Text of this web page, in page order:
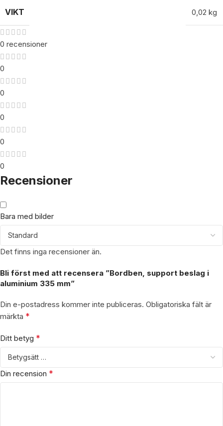
VIKT 0,02 kg
0 recensioner
0
0
0
0
0
Recensioner
Bara med bilder
Det finns inga recensioner än.
Bli först med att recensera ”Bordben, support beslag i
aluminium 335 mm”
Din e-postadress kommer inte publiceras. Obligatoriska fält är
märkta *
Ditt betyg *
Din recension *